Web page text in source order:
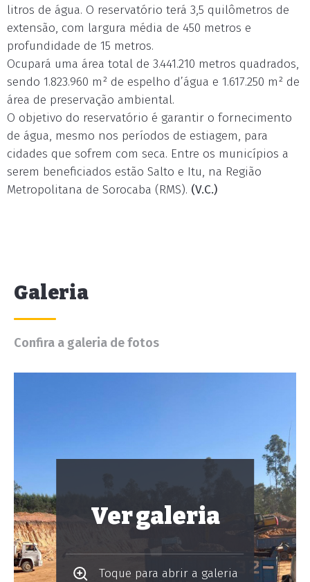
litros de água. O reservatório terá 3,5 quilômetros de
extensão, com largura média de 450 metros e
profundidade de 15 metros.
Ocupará uma área total de 3.441.210 metros quadrados,
sendo 1.823.960 m² de espelho d’água e 1.617.250 m² de
área de preservação ambiental.
O objetivo do reservatório é garantir o fornecimento
de água, mesmo nos períodos de estiagem, para
cidades que sofrem com seca. Entre os municípios a
serem beneficiados estão Salto e Itu, na Região
Metropolitana de Sorocaba (RMS). (V.C.)
Galeria
Confira a galeria de fotos
Ver galeria
Toque para abrir a galeria